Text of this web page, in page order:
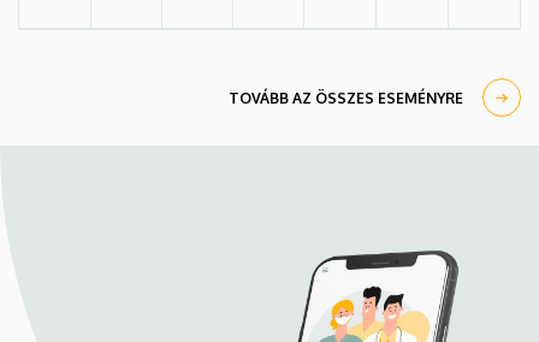
TOVÁBB AZ ÖSSZES ESEMÉNYRE